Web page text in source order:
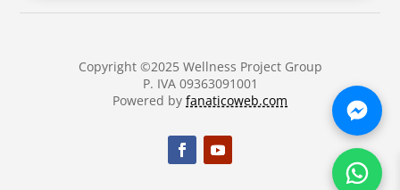
Copyright ©2025 Wellness Project Group
P. IVA 09363091001
Powered by fanaticoweb.com